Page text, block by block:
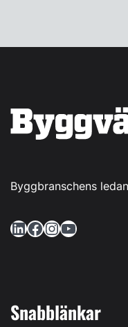
Byggbranschens
LinkedIn Facebook InstagramYouTube
Snabblänkar